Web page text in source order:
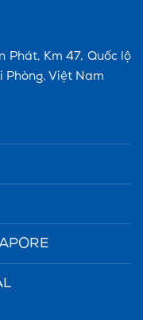
Phát, Km 47, Quốc lộ
Phòng, Việt Nam